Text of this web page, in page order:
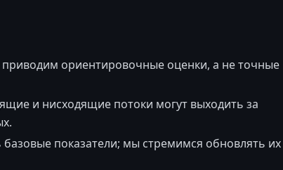
ориентировочные оценки, а не точные
и нисходящие потоки могут выходить за
показатели; мы стремимся обновлять их